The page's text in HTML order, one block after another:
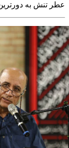
عطر تنش به